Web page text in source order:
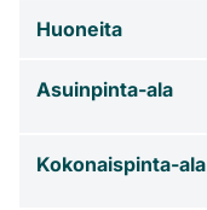
Huoneita
Asuinpinta-ala
Kokonaispinta-ala